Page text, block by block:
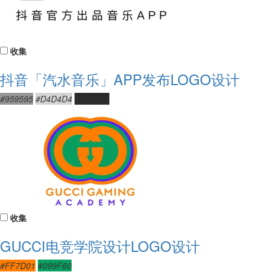
收集
抖音「汽水音乐」APP发布LOGO设计
#959595 #D4D4D4
收集
GUCCI电竞学院设计LOGO设计
#FF7D01 #099F60